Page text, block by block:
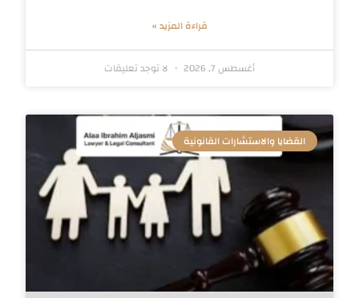
قراءة المزيد »
أغسطس 7, 2026 لا توجد تعليقات
القضايا والاستشارات القانونية